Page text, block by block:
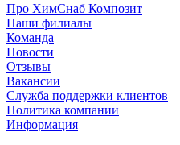
Про ХимСнаб Композит
Наши филиалы
Команда
Новости
Отзывы
Вакансии
Служба поддержки клиентов
Политика компании
Информация